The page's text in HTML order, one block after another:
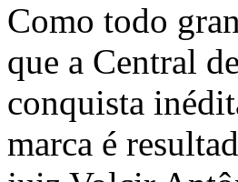
Como todo
que a Central
conquista
marca é